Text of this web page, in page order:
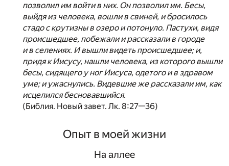
позволил им войти в них. Он позволил им. Бесы,
выйдя из человека, вошли в свиней, и бросилось
стадо с крутизны в озеро и потонуло. Пастухи, видя
происшедшее, побежали и рассказали в городе
и в селениях. И вышли видеть происшедшее; и,
придя к Иисусу, нашли человека, из которого вышли
бесы, сидящего у ног Иисуса, одетого и в здравом
уме; и ужаснулись. Видевшие же рассказали им, как
исцелился бесновавшийся.
(Библия. Новый завет. Лк. 8:27—36)
Опыт в моей жизни
На аллее